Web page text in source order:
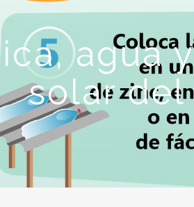
agua
solar del